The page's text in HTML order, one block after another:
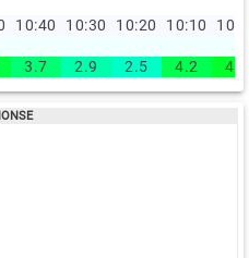
10:40 10:30 10:20 10:10
3.7 2.9 2.5 4.2 4.7